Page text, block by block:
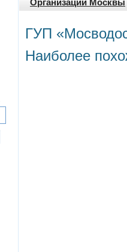
Организации Москвы
ГУП
Наиболее